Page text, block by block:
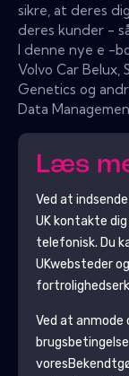
sikre, at deres
deres kunder -
I denne nye e -
Volvo Car Belux,
Genetics og
Data
Læs
Ved at
UKkontakte dig
telefonisk. Du
UKwebsteder
Ved at anmode
vores